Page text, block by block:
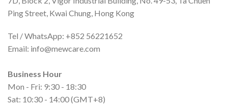
Ping Street, Kwai Chung, Hong Kong
Tel / WhatsApp: +852 56221652
Email: info@mewcare.com
Business Hour
Mon - Fri: 9:30 - 18:30
Sat: 10:30 - 14:00 (GMT+8)